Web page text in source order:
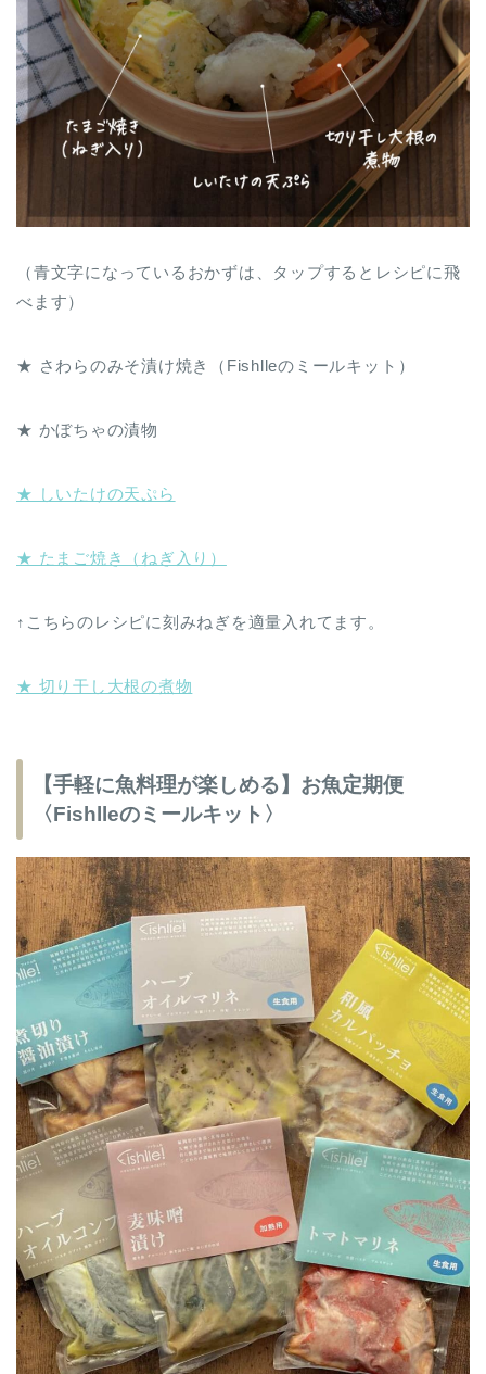
（青文字になっているおかずは、タップするとレシピに飛
べます）
★ さわらのみそ漬け焼き（Fishlleのミールキット）
★ かぼちゃの漬物
★ しいたけの天ぷら
★ たまご焼き（ねぎ入り）
↑こちらのレシピに刻みねぎを適量入れてます。
★ 切り干し大根の煮物
【手軽に魚料理が楽しめる】お魚定期便
〈Fishlleのミールキット〉